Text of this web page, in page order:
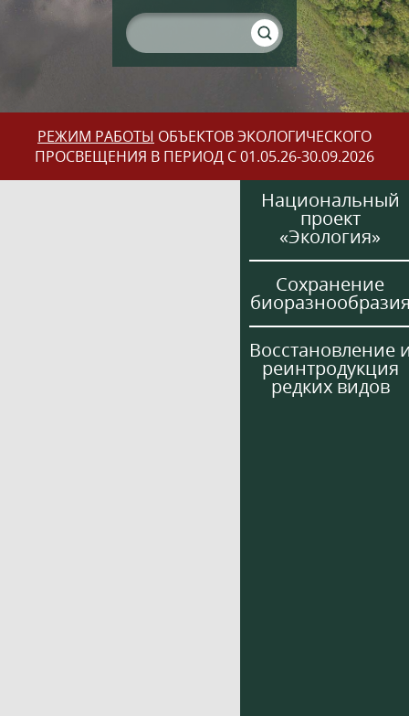
РЕЖИМ РАБОТЫ ОБЪЕКТОВ ЭКОЛОГИЧЕСКОГО
ПРОСВЕЩЕНИЯ В ПЕРИОД С 01.05.26-30.09.2026
Национальный
проект
«Экология»
Сохранение
Восстановление
реинтродукция
редких видов